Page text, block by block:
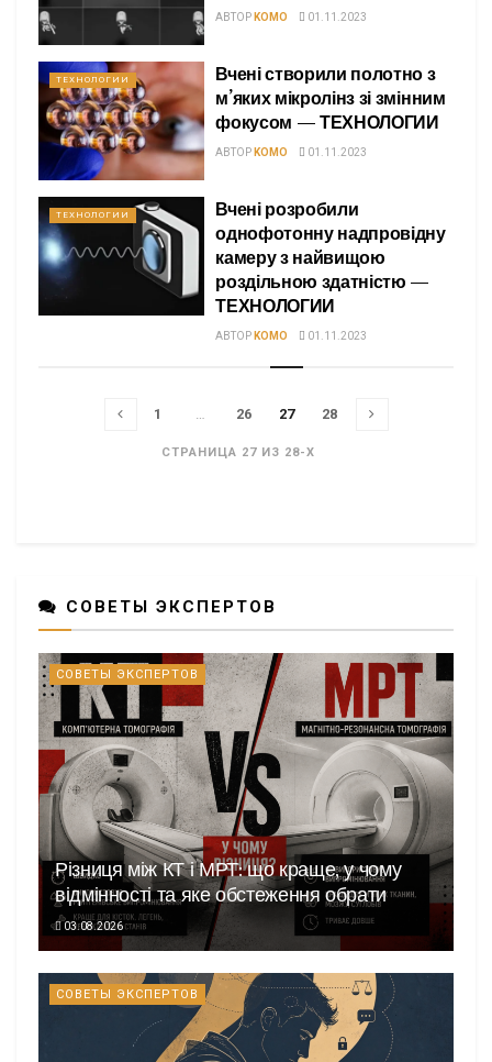
АВТОР KOMO 01.11.2023
ТЕХНОЛОГИИ
Вчені створили полотно з
м’яких мікролінз зі змінним
фокусом — ТЕХНОЛОГИИ
АВТОР KOMO 01.11.2023
ТЕХНОЛОГИИ
Вчені розробили
однофотонну надпровідну
камеру з найвищою
роздільною здатністю —
ТЕХНОЛОГИИ
АВТОР KOMO 01.11.2023
СТРАНИЦА 27 ИЗ 28-X
1 … 26 27 28
СОВЕТЫ ЭКСПЕРТОВ
СОВЕТЫ ЭКСПЕРТОВ
Різниця між КТ і МРТ: що краще, у чому
відмінності та яке обстеження обрати
03.08.2026
СОВЕТЫ ЭКСПЕРТОВ